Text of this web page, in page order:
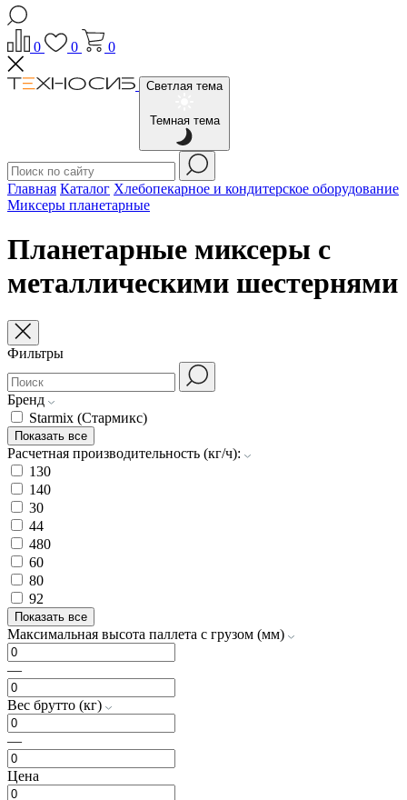
0 0 0
Светлая тема
Темная тема
Главная Каталог Хлебопекарное и кондитерское оборудование
Миксеры планетарные
Планетарные миксеры с
металлическими шестернями
Фильтры
Бренд
Starmix (Стармикс)
Показать все
Расчетная производительность (кг/ч):
130
140
30
44
480
60
80
92
Показать все
Максимальная высота паллета с грузом (мм)
—
Вес брутто (кг)
—
Цена